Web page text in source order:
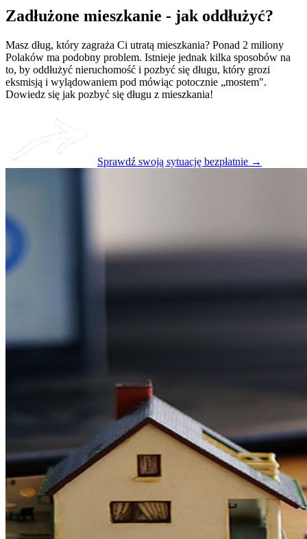
Zadłużone mieszkanie - jak oddłużyć?
Masz dług, który zagraża Ci utratą mieszkania? Ponad 2 miliony
Polaków ma podobny problem. Istnieje jednak kilka sposobów na
to, by oddłużyć nieruchomość i pozbyć się długu, który grozi
eksmisją i wylądowaniem pod mówiąc potocznie „mostem".
Dowiedz się jak pozbyć się długu z mieszkania!
Sprawdź swoją sytuację bezpłatnie →